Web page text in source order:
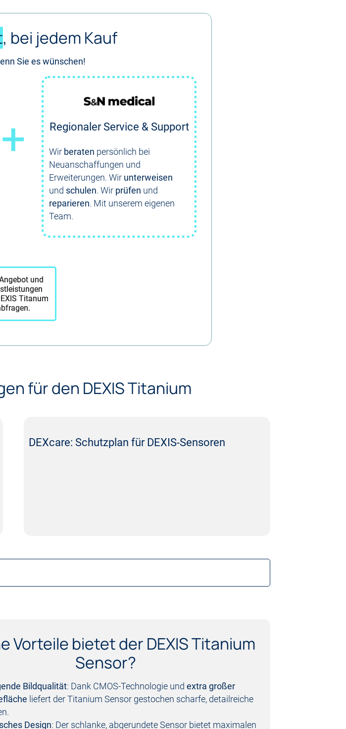
, bei jedem Kauf
Sie es wünschen!
+ Regionaler Service & Support
Wir beraten persönlich bei
Neuanschaffungen und
Erweiterungen. Wir unterweisen
und schulen. Wir prüfen und
reparieren. Mit unserem eigenen
Team.
und
Titanum
für den DEXIS Titanium
DEXcare: Schutzplan für DEXIS-Sensoren
Vorteile bietet der DEXIS Titanium
Sensor?
Bildqualität: Dank CMOS-Technologie und extra großer
liefert der Titanium Sensor gestochen scharfe, detailreiche
Design: Der schlanke, abgerundete Sensor bietet maximalen